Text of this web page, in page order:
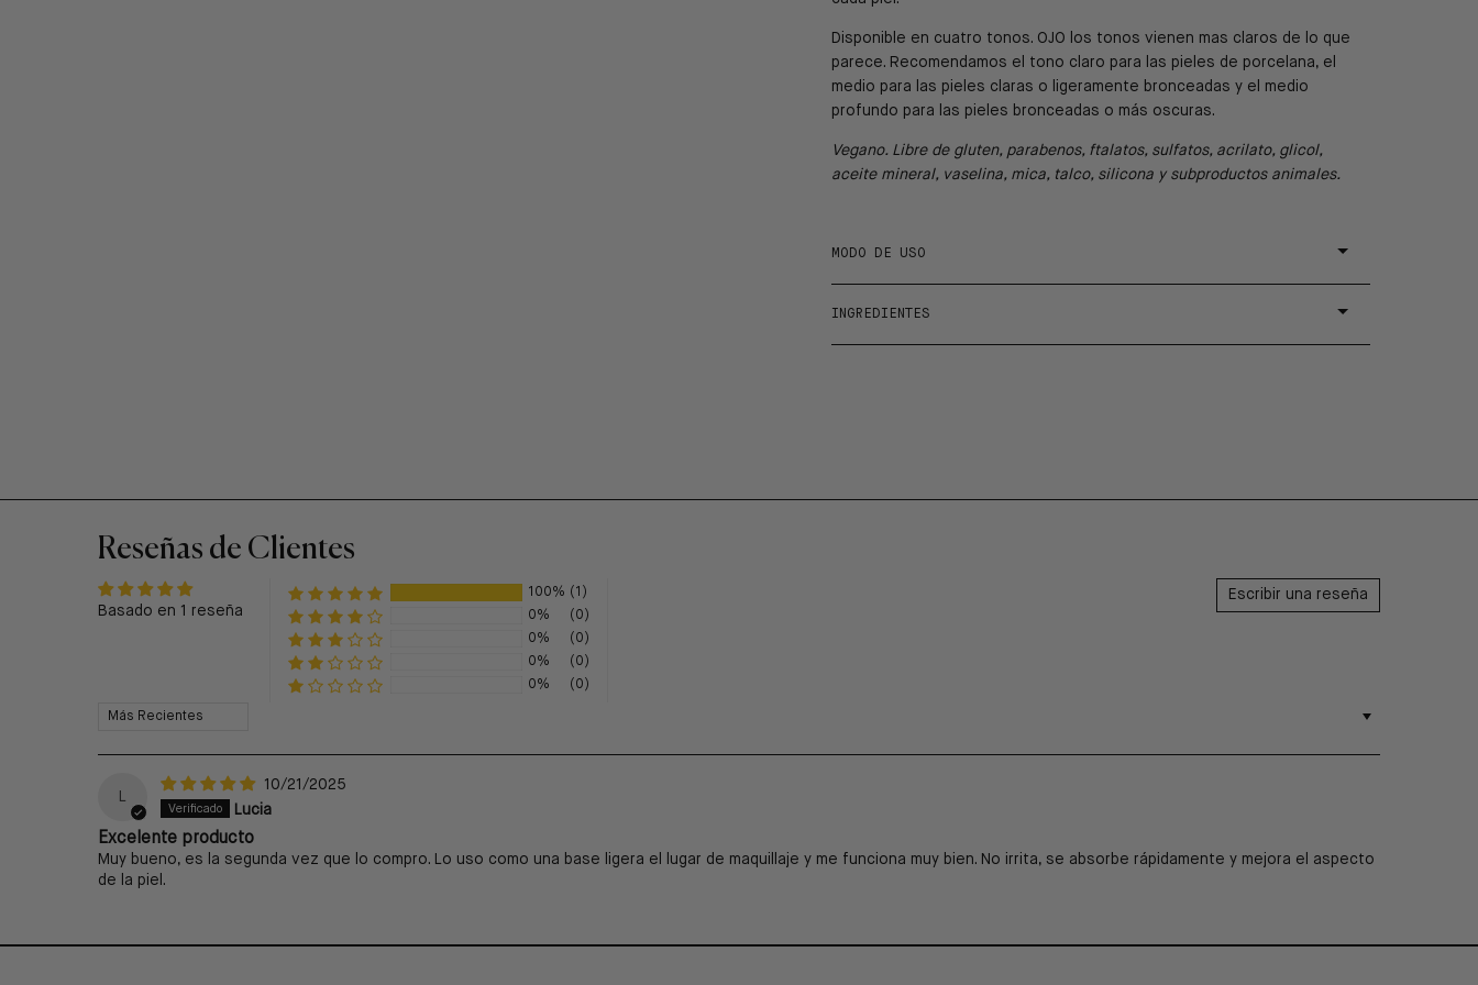
Disponible en cuatro tonos. OJO los tonos vienen mas claros de lo que
parece. Recomendamos el tono claro para las pieles de porcelana, el
medio para las pieles claras o ligeramente bronceadas y el medio
profundo para las pieles bronceadas o más oscuras.
Vegano. Libre de gluten, parabenos, ftalatos, sulfatos, acrilato, glicol,
aceite mineral, vaselina, mica, talco, silicona y subproductos animales.
MODO DE USO
INGREDIENTES
Reseñas de Clientes
Basado en 1 reseña
Escribir una reseña
100% (1)
0%
(0)
0%
(0)
0%
(0)
0%
(0)
Sort by
10/21/2025
Lucia
Excelente producto
Muy bueno, es la segunda vez que lo compro. Lo uso como una base ligera el lugar de maquillaje y me funciona muy bien. No irrita, se absorbe rápidamente y mejora el aspecto
de la piel.